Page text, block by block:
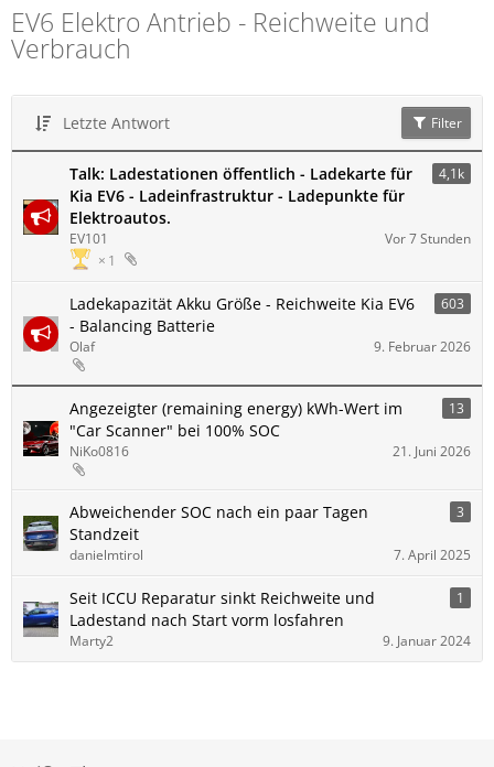
EV6 Elektro Antrieb - Reichweite und
Verbrauch
Letzte Antwort Filter
Talk: Ladestationen öffentlich - Ladekarte für
Kia EV6 - Ladeinfrastruktur - Ladepunkte für
Elektroautos.
4,1k
1
EV101 Vor 7 Stunden
Ladekapazität Akku Größe - Reichweite Kia EV6
- Balancing Batterie
603
Olaf 9. Februar 2026
Angezeigter (remaining energy) kWh-Wert im
"Car Scanner" bei 100% SOC
13
NiKo0816 21. Juni 2026
Abweichender SOC nach ein paar Tagen
Standzeit
3
danielmtirol 7. April 2025
Seit ICCU Reparatur sinkt Reichweite und
Ladestand nach Start vorm losfahren
1
Marty2 9. Januar 2024